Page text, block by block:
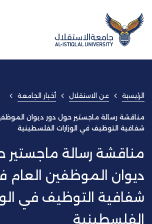
الرئيسية عن الاستقلال أخبار الجامعة
مناقشة رسالة ماجستير حول دور ديوان
شفافية التوظيف في الوزارات الفلسطينية
مناقشة رسالة ماجستير
ديوان الموظفين العام
شفافية التوظيف في
الفلسطينية